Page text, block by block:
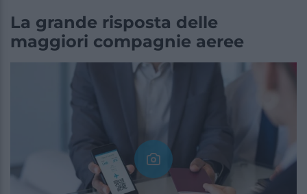
La grande risposta delle
maggiori compagnie aeree